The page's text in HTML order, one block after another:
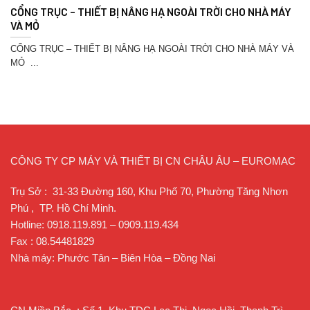
CỔNG TRỤC – THIẾT BỊ NÂNG HẠ NGOÀI TRỜI CHO NHÀ MÁY
VÀ MỎ
CỔNG TRỤC – THIẾT BỊ NÂNG HẠ NGOÀI TRỜI CHO NHÀ MÁY VÀ
MỎ ...
CÔNG TY CP MÁY VÀ THIẾT BỊ CN CHÂU ÂU – EUROMAC
Trụ Sở : 31-33 Đường 160, Khu Phố 70, Phường Tăng Nhơn
Phú , TP. Hồ Chí Minh.
Hotline: 0918.119.891 – 0909.119.434
Fax : 08.54481829
Nhà máy: Phước Tân – Biên Hòa – Đồng Nai